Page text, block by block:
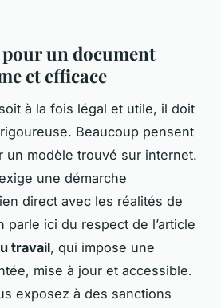
pour un document
et efficace
soit à la fois légal et utile, il doit
Beaucoup pensent
un modèle trouvé sur internet.
une démarche
direct avec les réalités de
parle ici du respect de l’article
travail, qui impose une
mise à jour et accessible.
exposez à des sanctions